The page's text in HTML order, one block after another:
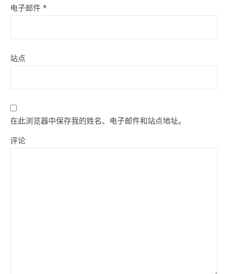
电子邮件 *
站点
在此浏览器中保存我的姓名、电子邮件和站点地址。
评论